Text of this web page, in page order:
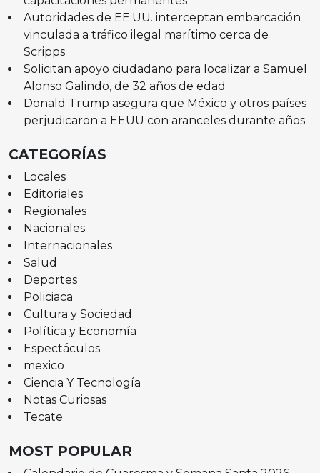
Autoridades de EE.UU. interceptan embarcación
vinculada a tráfico ilegal marítimo cerca de
Scripps
Solicitan apoyo ciudadano para localizar a Samuel
Alonso Galindo, de 32 años de edad
Donald Trump asegura que México y otros países
perjudicaron a EEUU con aranceles durante años
CATEGORÍAS
Locales
Editoriales
Regionales
Nacionales
Internacionales
Salud
Deportes
Policiaca
Cultura y Sociedad
Política y Economía
Espectáculos
mexico
Ciencia Y Tecnología
Notas Curiosas
Tecate
MOST POPULAR